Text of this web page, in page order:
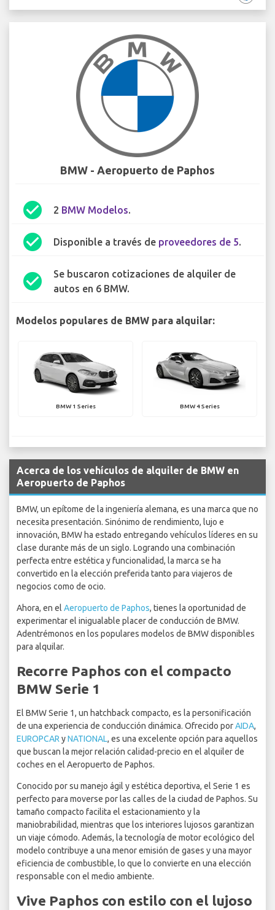
BMW - Aeropuerto de Paphos
check_circle 2 BMW Modelos.
check_circle Disponible a través de proveedores de 5.
check_circle
Se buscaron cotizaciones de alquiler de
autos en 6 BMW.
Modelos populares de BMW para alquilar:
BMW 1 Series BMW 4 Series
Acerca de los vehículos de alquiler de BMW en
Aeropuerto de Paphos
BMW, un epítome de la ingeniería alemana, es una marca que no
necesita presentación. Sinónimo de rendimiento, lujo e
innovación, BMW ha estado entregando vehículos líderes en su
clase durante más de un siglo. Logrando una combinación
perfecta entre estética y funcionalidad, la marca se ha
convertido en la elección preferida tanto para viajeros de
negocios como de ocio.
Ahora, en el Aeropuerto de Paphos, tienes la oportunidad de
experimentar el inigualable placer de conducción de BMW.
Adentrémonos en los populares modelos de BMW disponibles
para alquilar.
Recorre Paphos con el compacto
BMW Serie 1
El BMW Serie 1, un hatchback compacto, es la personificación
de una experiencia de conducción dinámica. Ofrecido porAIDA,
EUROPCAR yNATIONAL, es una excelente opción para aquellos
que buscan la mejor relación calidad-precio en el alquiler de
coches en el Aeropuerto de Paphos.
Conocido por su manejo ágil y estética deportiva, el Serie 1 es
perfecto para moverse por las calles de la ciudad de Paphos. Su
tamaño compacto facilita el estacionamiento y la
maniobrabilidad, mientras que los interiores lujosos garantizan
un viaje cómodo. Además, la tecnología de motor ecológico del
modelo contribuye a una menor emisión de gases y una mayor
eficiencia de combustible, lo que lo convierte en una elección
responsable con el medio ambiente.
Vive Paphos con estilo con el lujoso